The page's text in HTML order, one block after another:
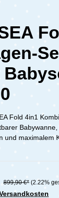
Fold 4in1
und maximalem
899,90 €* (2.22%